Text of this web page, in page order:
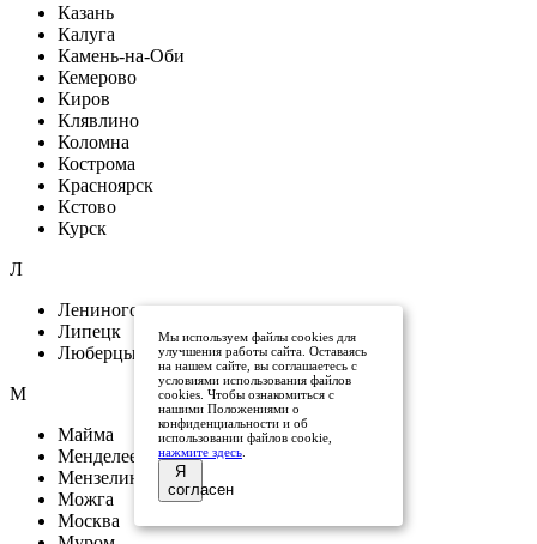
Казань
Калуга
Камень-на-Оби
Кемерово
Киров
Клявлино
Коломна
Кострома
Красноярск
Кстово
Курск
Л
Лениногорск
Липецк
Люберцы
М
Майма
Менделеевск
Мензелинск
Можга
Москва
Мы используем файлы cookies для
улучшения работы сайта. Оставаясь
на нашем сайте, вы соглашаетесь с
условиями использования файлов
cookies. Чтобы ознакомиться с
нашими Положениями о
конфиденциальности и об
использовании файлов cookie,
нажмите здесь
Я
согласен